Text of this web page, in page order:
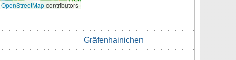
OpenStreetMapcontributors
Gräfenhainichen